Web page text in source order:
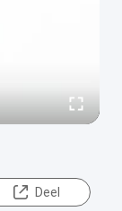
Deel